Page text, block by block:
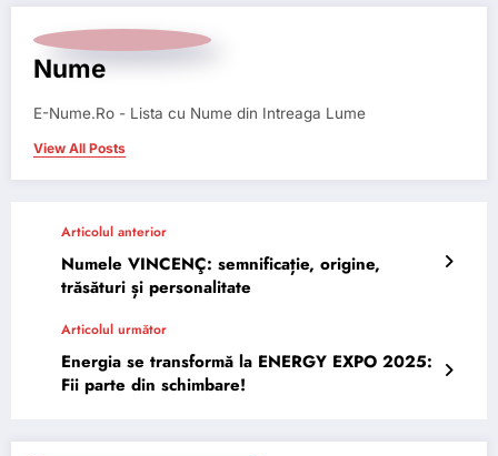
Nume
E-Nume.Ro - Lista cu Nume din Intreaga Lume
View All Posts
Articolul anterior
Numele VINCENÇ: semnificație, origine,
trăsături și personalitate
Articolul următor
Energia se transformă la ENERGY EXPO 2025:
Fii parte din schimbare!